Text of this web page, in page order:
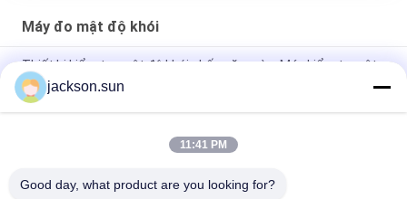
Máy đo mật độ khói
Thiết bị kiểm tra mật độ khói chống ăn mòn, Máy kiểm tra vật
liệu xây dựng 3A
Máy kiểm tra mật độ khói DC 12V CE, Máy kiểm tra đồ đạc 150
jackson.sun
11:41 PM
Good day, what product are you looking for?